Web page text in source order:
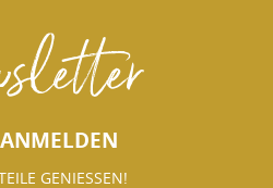
ANMELDEN
GENIESSEN!